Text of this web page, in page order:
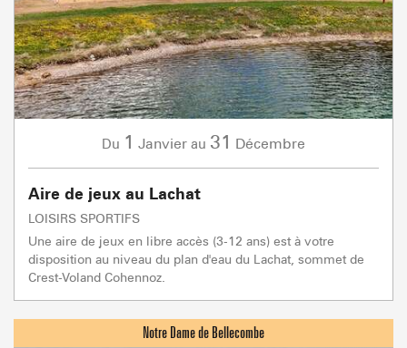
Du 1 Janvier au 31 Décembre
Aire de jeux au Lachat
LOISIRS SPORTIFS
Une aire de jeux en libre accès (3-12 ans) est à votre
disposition au niveau du plan d'eau du Lachat, sommet de
Crest-Voland Cohennoz.